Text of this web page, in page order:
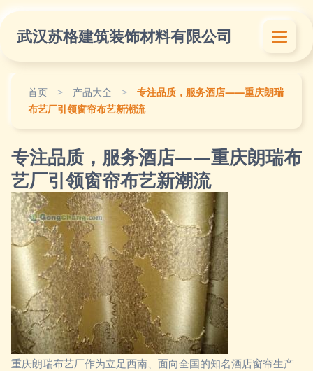
武汉苏格建筑装饰材料有限公司
首页 > 产品大全 >
专注品质，服务酒店——重庆朗瑞
布艺厂引领窗帘布艺新潮流
专注品质，服务酒店——重庆朗瑞布
艺厂引领窗帘布艺新潮流
重庆朗瑞布艺厂作为立足西南、面向全国的知名酒店窗帘生产